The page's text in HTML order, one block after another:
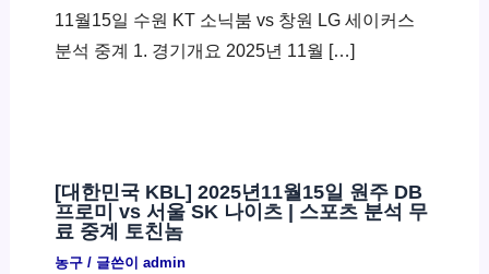
11월15일 수원 KT 소닉붐 vs 창원 LG 세이커스
분석 중계 1. 경기개요 2025년 11월 […]
[대한민국 KBL] 2025년11월15일 원주 DB
프로미 vs 서울 SK 나이츠 | 스포츠 분석 무
료 중계 토친놈
농구/ 글쓴이 admin